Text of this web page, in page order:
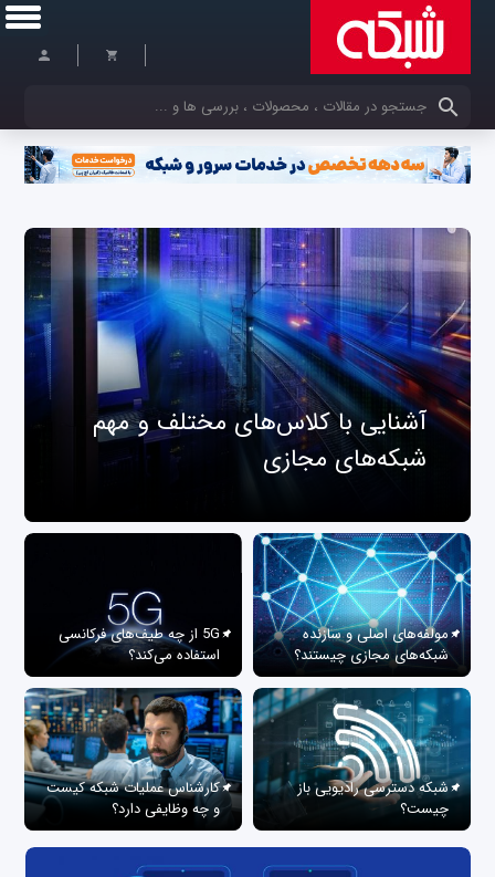
کلمات کلیدی خود را وارد کنید
آشنایی با کلاس‌های مختلف و مهم
شبکه‌های مجازی
مولفه‌های اصلی و سازنده
شبکه‌های مجازی چیستند؟
5G از چه طیف‌های فرکانسی
استفاده می‌کند؟
شبکه دسترسی رادیویی باز
چیست؟
کارشناس عملیات شبکه کیست
و چه وظایفی دارد؟